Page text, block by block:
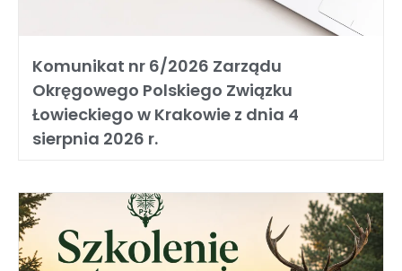
Komunikat nr 6/2026 Zarządu
Okręgowego Polskiego Związku
Łowieckiego w Krakowie z dnia 4
sierpnia 2026 r.